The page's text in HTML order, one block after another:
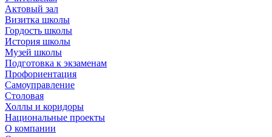
Актовый зал
Визитка школы
Гордость школы
История школы
Музей школы
Подготовка к экзаменам
Профориентация
Самоуправление
Столовая
Холлы и коридоры
Национальные проекты
О компании